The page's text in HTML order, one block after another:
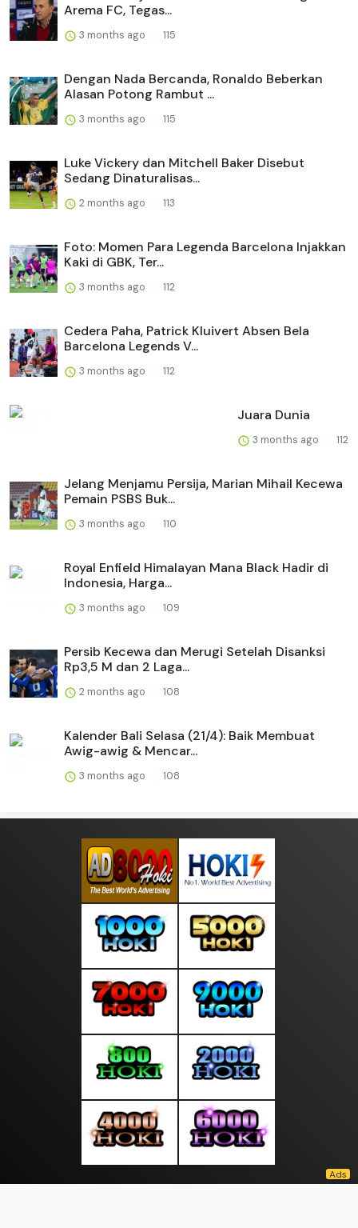
Arema FC, Tegas...
3 months ago 115
Dengan Nada Bercanda, Ronaldo Beberkan
Alasan Potong Rambut ...
3 months ago 115
Luke Vickery dan Mitchell Baker Disebut
Sedang Dinaturalisas...
2 months ago 113
Foto: Momen Para Legenda Barcelona Injakkan
Kaki di GBK, Ter...
3 months ago 112
Cedera Paha, Patrick Kluivert Absen Bela
Barcelona Legends V...
3 months ago 112
Juara Dunia
3 months ago 112
Jelang Menjamu Persija, Marian Mihail Kecewa
Pemain PSBS Buk...
3 months ago 110
Royal Enfield Himalayan Mana Black Hadir di
Indonesia, Harga...
3 months ago 109
Persib Kecewa dan Merugi Setelah Disanksi
Rp3,5 M dan 2 Laga...
2 months ago 108
Kalender Bali Selasa (21/4): Baik Membuat
Awig-awig & Mencar...
3 months ago 108